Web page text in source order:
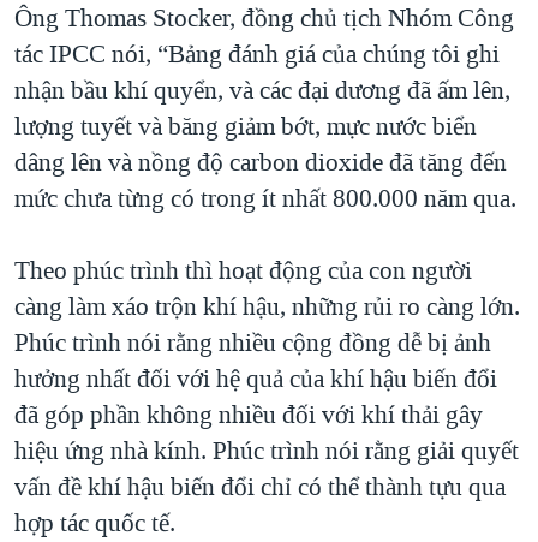
Ông Thomas Stocker, đồng chủ tịch Nhóm Công
tác IPCC nói, “Bảng đánh giá của chúng tôi ghi
nhận bầu khí quyển, và các đại dương đã ấm lên,
lượng tuyết và băng giảm bớt, mực nước biển
dâng lên và nồng độ carbon dioxide đã tăng đến
mức chưa từng có trong ít nhất 800.000 năm qua.
Theo phúc trình thì hoạt động của con người
càng làm xáo trộn khí hậu, những rủi ro càng lớn.
Phúc trình nói rằng nhiều cộng đồng dễ bị ảnh
hưởng nhất đối với hệ quả của khí hậu biến đổi
đã góp phần không nhiều đối với khí thải gây
hiệu ứng nhà kính. Phúc trình nói rằng giải quyết
vấn đề khí hậu biến đổi chỉ có thể thành tựu qua
hợp tác quốc tế.